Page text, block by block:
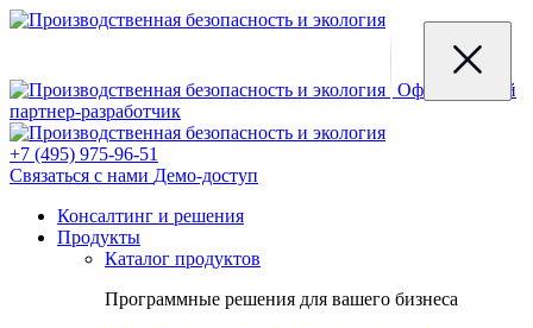
Официальный
партнер-разработчик
+7 (495) 975-96-51
Связаться с нами Демо-доступ
Консалтинг и решения
Продукты
Каталог продуктов
Программные решения для вашего бизнеса